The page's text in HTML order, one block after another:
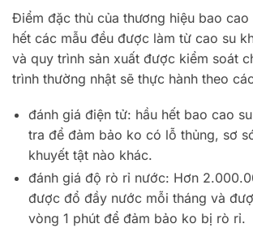
Điểm đặc thù của thương hiệu bao cao
hết các mẫu đều được làm từ cao su
và quy trình sản xuất được kiểm soát
trình thường nhật sẽ thực hành theo
đánh giá điện tử: hầu hết bao cao
tra để đảm bảo ko có lỗ thủng, sơ
khuyết tật nào khác.
đánh giá độ rò rỉ nước: Hơn
được đổ đầy nước mỗi tháng và
vòng 1 phút để đảm bảo ko bị rò rỉ.